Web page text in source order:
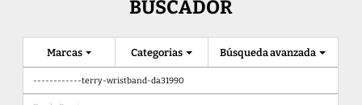
BUSCADOR
Categorias
Marcas Búsqueda avanzada